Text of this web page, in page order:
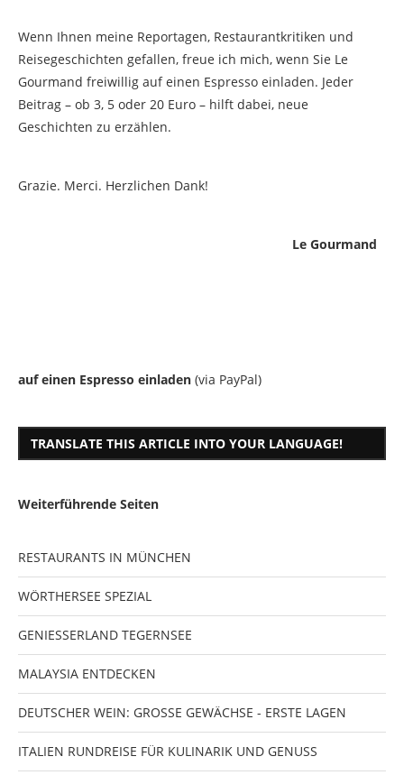
Wenn Ihnen meine Reportagen, Restaurantkritiken und
Reisegeschichten gefallen, freue ich mich, wenn Sie Le
Gourmand freiwillig auf einen Espresso einladen. Jeder
Beitrag – ob 3, 5 oder 20 Euro – hilft dabei, neue
Geschichten zu erzählen.
Grazie. Merci. Herzlichen Dank!
Le Gourmand
auf einen Espresso einladen (via PayPal)
TRANSLATE THIS ARTICLE INTO YOUR LANGUAGE!
Weiterführende Seiten
RESTAURANTS IN MÜNCHEN
WÖRTHERSEE SPEZIAL
GENIESSERLAND TEGERNSEE
MALAYSIA ENTDECKEN
DEUTSCHER WEIN: GROSSE GEWÄCHSE - ERSTE LAGEN
ITALIEN RUNDREISE FÜR KULINARIK UND GENUSS